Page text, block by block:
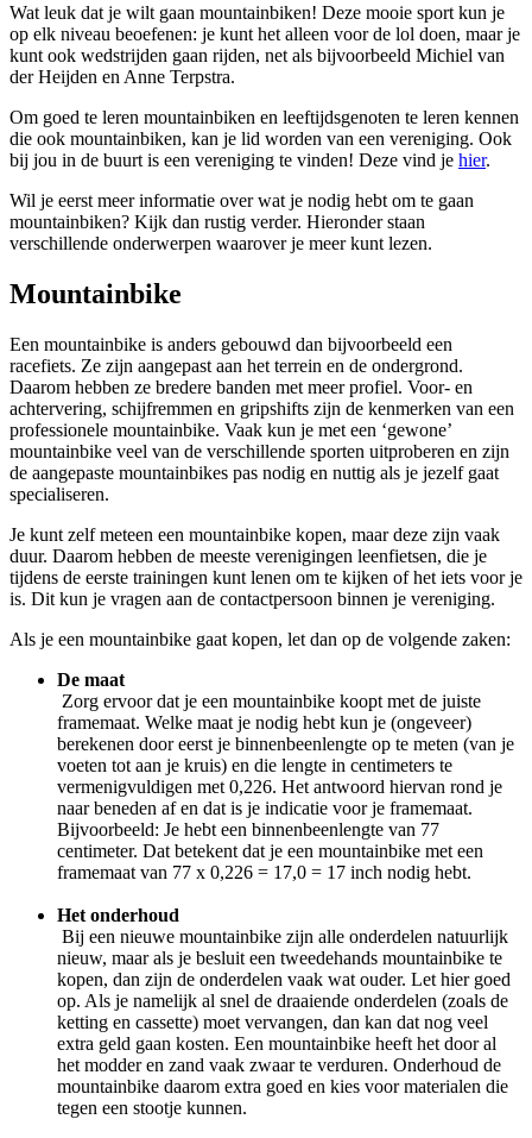
Wat leuk dat je wilt gaan mountainbiken! Deze mooie sport kun je
op elk niveau beoefenen: je kunt het alleen voor de lol doen, maar je
kunt ook wedstrijden gaan rijden, net als bijvoorbeeld Michiel van
der Heijden en Anne Terpstra.
Om goed te leren mountainbiken en leeftijdsgenoten te leren kennen
die ook mountainbiken, kan je lid worden van een vereniging. Ook
bij jou in de buurt is een vereniging te vinden! Deze vind je hier.
Wil je eerst meer informatie over wat je nodig hebt om te gaan
mountainbiken? Kijk dan rustig verder. Hieronder staan
verschillende onderwerpen waarover je meer kunt lezen.
Mountainbike
Een mountainbike is anders gebouwd dan bijvoorbeeld een
racefiets. Ze zijn aangepast aan het terrein en de ondergrond.
Daarom hebben ze bredere banden met meer profiel. Voor- en
achtervering, schijfremmen en gripshifts zijn de kenmerken van een
professionele mountainbike. Vaak kun je met een ‘gewone’
mountainbike veel van de verschillende sporten uitproberen en zijn
de aangepaste mountainbikes pas nodig en nuttig als je jezelf gaat
specialiseren.
Je kunt zelf meteen een mountainbike kopen, maar deze zijn vaak
duur. Daarom hebben de meeste verenigingen leenfietsen, die je
tijdens de eerste trainingen kunt lenen om te kijken of het iets voor je
is. Dit kun je vragen aan de contactpersoon binnen je vereniging.
Als je een mountainbike gaat kopen, let dan op de volgende zaken:
De maat
Zorg ervoor dat je een mountainbike koopt met de juiste
framemaat. Welke maat je nodig hebt kun je (ongeveer)
berekenen door eerst je binnenbeenlengte op te meten (van je
voeten tot aan je kruis) en die lengte in centimeters te
vermenigvuldigen met 0,226. Het antwoord hiervan rond je
naar beneden af en dat is je indicatie voor je framemaat.
Bijvoorbeeld: Je hebt een binnenbeenlengte van 77
centimeter. Dat betekent dat je een mountainbike met een
framemaat van 77 x 0,226 = 17,0 = 17 inch nodig hebt.
Het onderhoud
Bij een nieuwe mountainbike zijn alle onderdelen natuurlijk
nieuw, maar als je besluit een tweedehands mountainbike te
kopen, dan zijn de onderdelen vaak wat ouder. Let hier goed
op. Als je namelijk al snel de draaiende onderdelen (zoals de
ketting en cassette) moet vervangen, dan kan dat nog veel
extra geld gaan kosten. Een mountainbike heeft het door al
het modder en zand vaak zwaar te verduren. Onderhoud de
mountainbike daarom extra goed en kies voor materialen die
tegen een stootje kunnen.